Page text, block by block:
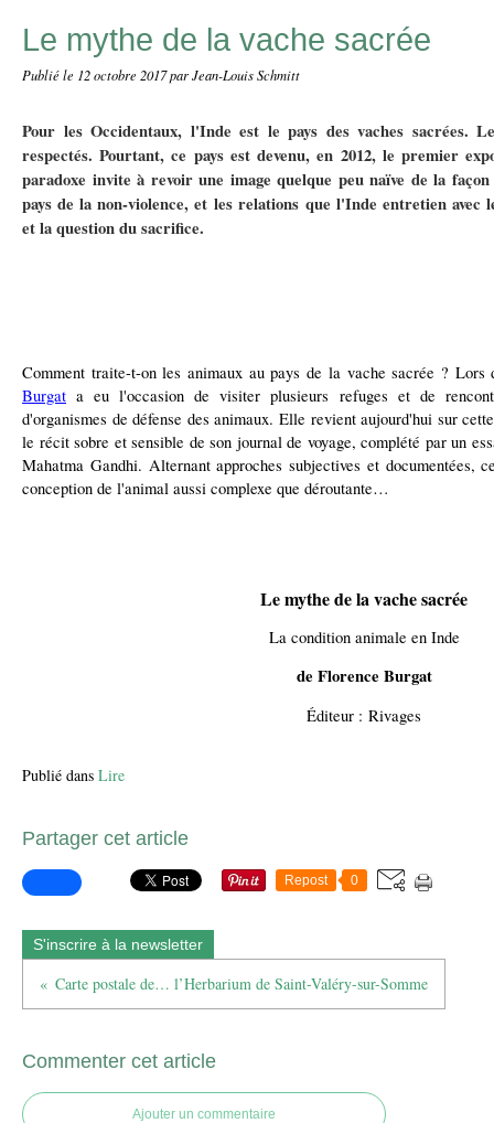
Le mythe de la vache sacrée
Publié le 12 octobre 2017par Jean-Louis Schmitt
Pour les Occidentaux, l'Inde est le pays des vaches sacrées.
respectés. Pourtant, ce pays est devenu, en 2012, le premier
paradoxe invite à revoir une image quelque peu naïve de la
pays de la non-violence, et les relations que l'Inde entretien avec
et la question du sacrifice.
Comment traite-t-on les animaux au pays de la vache sacrée ?
Burgat a eu l'occasion de visiter plusieurs refuges et de
d'organismes de défense des animaux. Elle revient aujourd'hui sur
le récit sobre et sensible de son journal de voyage, complété par un
Mahatma Gandhi. Alternant approches subjectives et documentées,
conception de l'animal aussi complexe que déroutante…
Le mythe de la vache sacrée
La condition animale en Inde
de Florence Burgat
Éditeur : Rivages
Publié dans Lire
Partager cet article
Repost 0
S'inscrire à la newsletter
Carte postale de… l’Herbarium de Saint-Valéry-sur-Somme
Commenter cet article
Ajouter un commentaire